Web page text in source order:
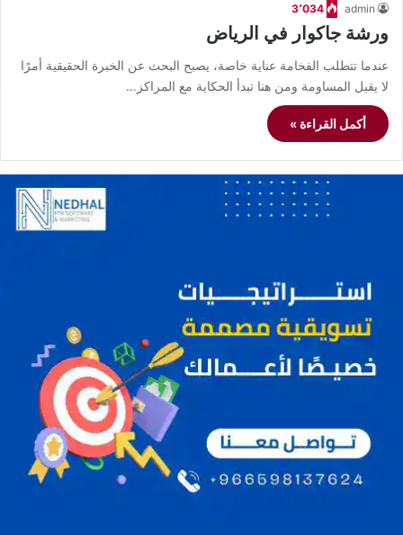
admin 3٬034
ورشة جاكوار في الرياض
عندما تتطلب الفخامة عناية خاصة، يصبح البحث عن الخبرة الحقيقية أمرًا
لا يقبل المساومة ومن هنا تبدأ الحكاية مع المراكز…
أكمل القراءة »